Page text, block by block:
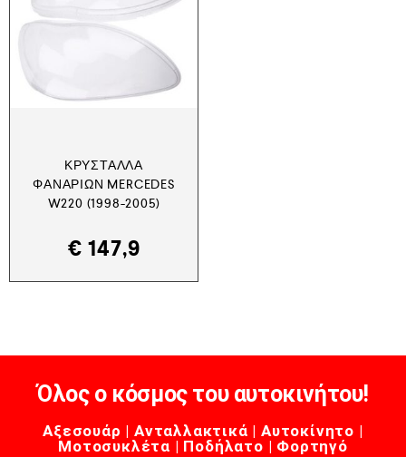
ΚΡΎΣΤΑΛΛΑ
ΦΑΝΑΡΙΏΝ MERCEDES
W220 (1998-2005)
€ 147,9
Όλος ο κόσμος του αυτοκινήτου!
Αξεσουάρ | Ανταλλακτικά | Αυτοκίνητο |
Μοτοσυκλέτα | Ποδήλατο | Φορτηγό